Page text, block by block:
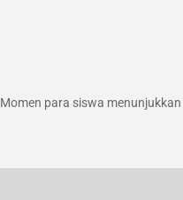
Momen para siswa